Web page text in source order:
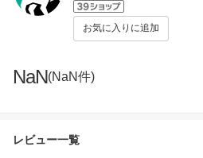
お気に入りに追加
NaN(NaN件)
レビュー一覧